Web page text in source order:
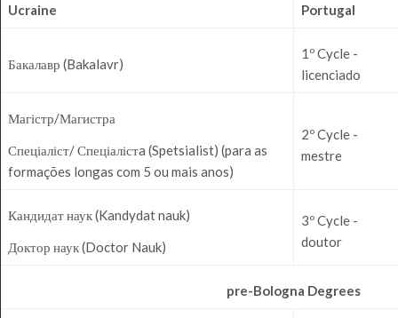
Ucraine Portugal
Бакалавр (Bakalavr)
1º Cycle -
licenciado
Магістр/Магистра
Спеціаліст/ Спеціалістa (Spetsialist) (para as
formações longas com 5 ou mais anos)
2º Cycle -
mestre
Кандидат наук (Kandydat nauk)
Доктор наук (Doctor Nauk)
3º Cycle -
doutor
pre-Bologna Degrees